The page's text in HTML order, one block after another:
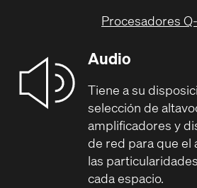
Procesadores
Audio
Tiene a su
selección de
amplificadores y
de red para que el
las
cada espacio.